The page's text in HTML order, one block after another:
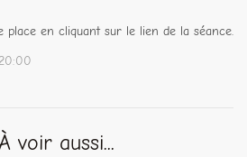
place en cliquant sur le lien de la séance.
voir aussi...